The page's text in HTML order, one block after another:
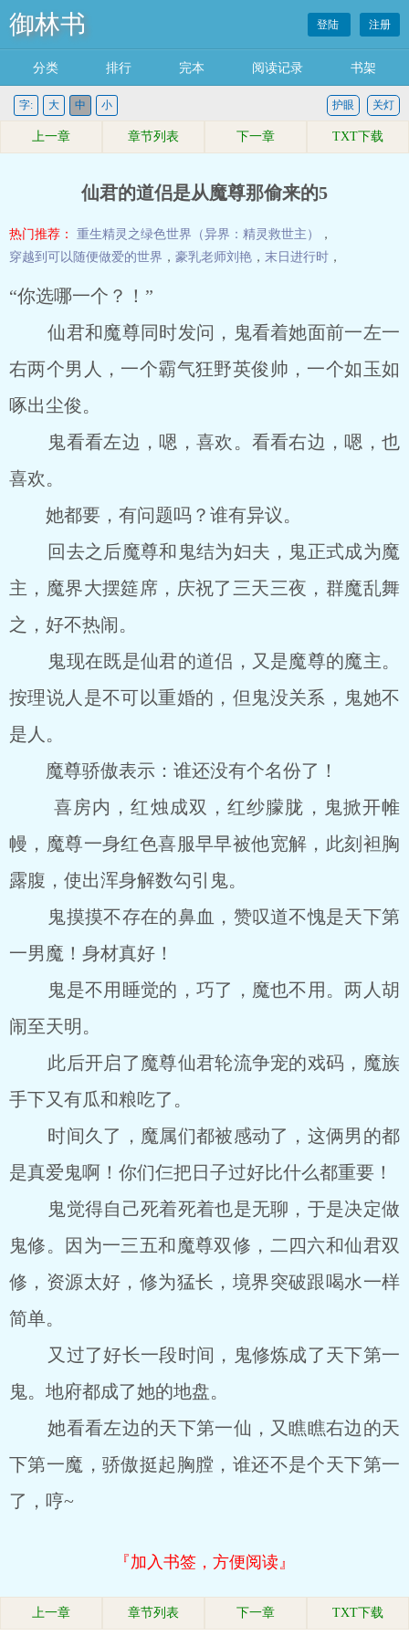
御林书 登陆 注册
分类 排行 完本 阅读记录 书架
字: 大 中 小 关灯
护眼
上一章 章节列表 下一章 TXT下载
仙君的道侣是从魔尊那偷来的5
热门推荐： 重生精灵之绿色世界（异界：精灵救世主）
，
穿越到可以随便做爱的世界 ， 豪乳老师刘艳 ， 末日进行时 ，
“你选哪一个？！”
仙君和魔尊同时发问，鬼看着她面前一左一
右两个男人，一个霸气狂野英俊帅，一个如玉如
啄出尘俊。
鬼看看左边，嗯，喜欢。看看右边，嗯，也
喜欢。
她都要，有问题吗？谁有异议。
回去之后魔尊和鬼结为妇夫，鬼正式成为魔
主，魔界大摆筵席，庆祝了三天三夜，群魔乱舞
之，好不热闹。
鬼现在既是仙君的道侣，又是魔尊的魔主。
按理说人是不可以重婚的，但鬼没关系，鬼她不
是人。
魔尊骄傲表示：谁还没有个名份了！
喜房内，红烛成双，红纱朦胧，鬼掀开帷
幔，魔尊一身红色喜服早早被他宽解，此刻袒胸
露腹，使出浑身解数勾引鬼。
鬼摸摸不存在的鼻血，赞叹道不愧是天下第
一男魔！身材真好！
鬼是不用睡觉的，巧了，魔也不用。两人胡
闹至天明。
此后开启了魔尊仙君轮流争宠的戏码，魔族
手下又有瓜和粮吃了。
时间久了，魔属们都被感动了，这俩男的都
是真爱鬼啊！你们仨把日子过好比什么都重要！
鬼觉得自己死着死着也是无聊，于是决定做
鬼修。因为一三五和魔尊双修，二四六和仙君双
修，资源太好，修为猛长，境界突破跟喝水一样
简单。
又过了好长一段时间，鬼修炼成了天下第一
鬼。地府都成了她的地盘。
她看看左边的天下第一仙，又瞧瞧右边的天
下第一魔，骄傲挺起胸膛，谁还不是个天下第一
了，哼~
『加入书签，方便阅读』
上一章 章节列表 下一章 TXT下载